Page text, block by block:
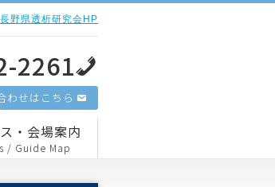
長野県透析研究会HP
2261
わせはこちら
・会場案内
/ Guide Map